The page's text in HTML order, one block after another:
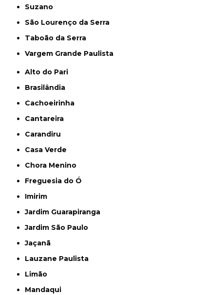
Suzano
São Lourenço da Serra
Taboão da Serra
Vargem Grande Paulista
Alto do Pari
Brasilândia
Cachoeirinha
Cantareira
Carandiru
Casa Verde
Chora Menino
Freguesia do Ó
Imirim
Jardim Guarapiranga
Jardim São Paulo
Jaçanã
Lauzane Paulista
Limão
Mandaqui